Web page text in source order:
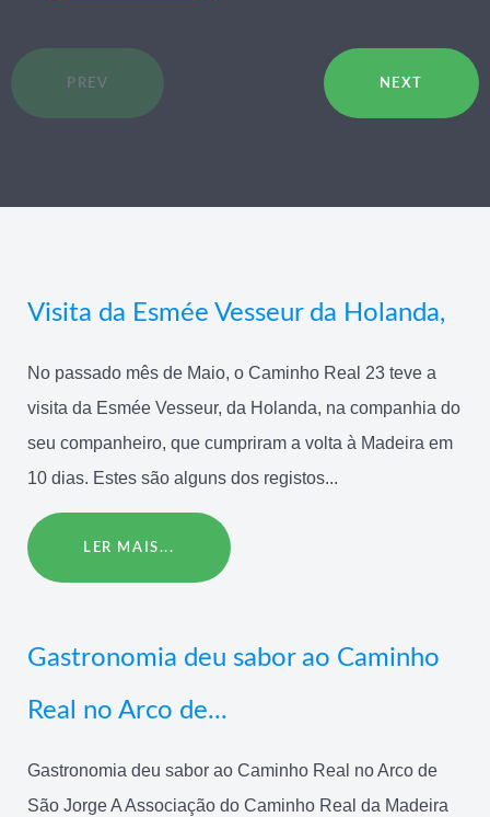
PREV NEXT
Visita da Esmée Vesseur da Holanda,
No passado mês de Maio, o Caminho Real 23 teve a
visita da Esmée Vesseur, da Holanda, na companhia do
seu companheiro, que cumpriram a volta à Madeira em
10 dias. Estes são alguns dos registos...
LER MAIS...
Gastronomia deu sabor ao Caminho
Real no Arco de...
Gastronomia deu sabor ao Caminho Real no Arco de
São Jorge A Associação do Caminho Real da Madeira